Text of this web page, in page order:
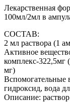
Лекарственная
100мл/2мл в
СОСТАВ:
2 мл раствора (1
Активное
комплекс-322,5мг
мг)
Вспомогательные
гидроксид, вода
Описание: